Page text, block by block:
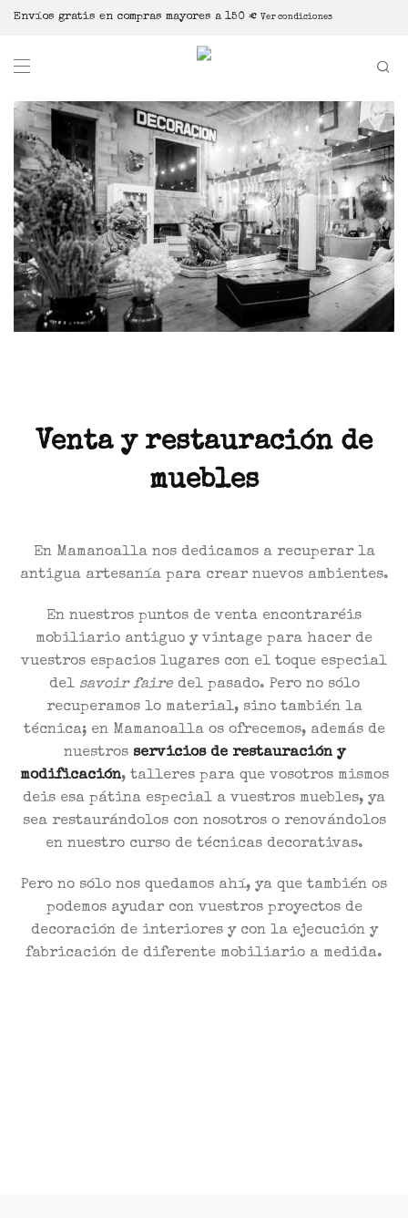
Envíos gratis en compras mayores a 150 € Ver condiciones
Venta y restauración de
muebles
En Mamanoalla nos dedicamos a recuperar la
antigua artesanía para crear nuevos ambientes.
En nuestros puntos de venta encontraréis
mobiliario antiguo y vintage para hacer de
vuestros espacios lugares con el toque especial
del savoir fairedel pasado. Pero no sólo
recuperamos lo material, sino también la
técnica; en Mamanoalla os ofrecemos, además de
nuestros servicios de restauración y
modificación, talleres para que vosotros mismos
deis esa pátina especial a vuestros muebles, ya
sea restaurándolos con nosotros o renovándolos
en nuestro curso de técnicas decorativas.
Pero no sólo nos quedamos ahí, ya que también os
podemos ayudar con vuestros proyectos de
decoración de interiores y con la ejecución y
fabricación de diferente mobiliario a medida.